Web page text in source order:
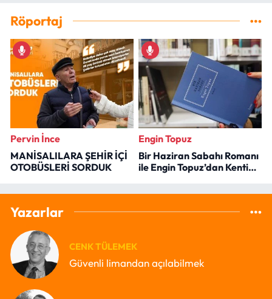
Röportaj
Pervin İnce
MANİSALILARA ŞEHİR İÇİ
OTOBÜSLERİ SORDUK
Engin Topuz
Bir Haziran Sabahı Romanı
ile Engin Topuz’dan Kenti
Yazarlar
CENK TÜLEMEK
Güvenli limandan açılabilmek